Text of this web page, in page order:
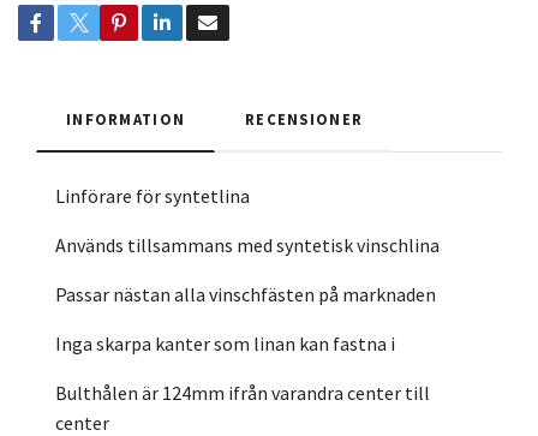
INFORMATION RECENSIONER
Linförare för syntetlina
Används tillsammans med syntetisk vinschlina
Passar nästan alla vinschfästen på marknaden
Inga skarpa kanter som linan kan fastna i
Bulthålen är 124mm ifrån varandra center till
center